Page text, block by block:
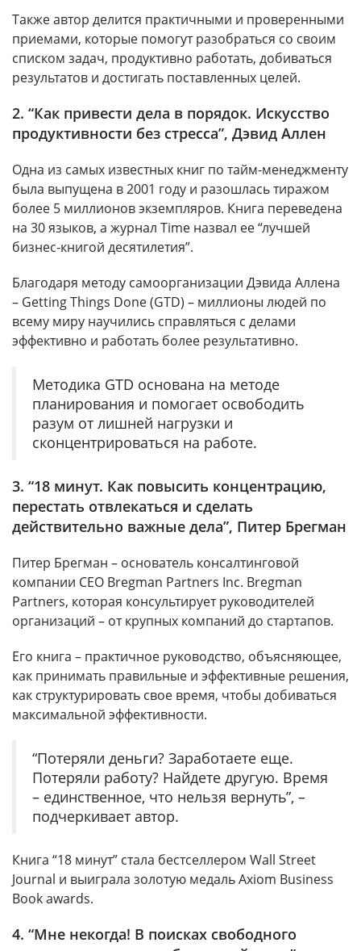
Также автор делится практичными и проверенными
приемами, которые помогут разобраться со своим
списком задач, продуктивно работать, добиваться
результатов и достигать поставленных целей.
2. “Как привести дела в порядок. Искусство
продуктивности без стресса”, Дэвид Аллен
Одна из самых известных книг по тайм-менеджменту
была выпущена в 2001 году и разошлась тиражом
более 5 миллионов экземпляров. Книга переведена
на 30 языков, а журнал Time назвал ее “лучшей
бизнес-книгой десятилетия”.
Благодаря методу самоорганизации Дэвида Аллена
– Getting Things Done (GTD) – миллионы людей по
всему миру научились справляться с делами
эффективно и работать более результативно.
Методика GTD основана на методе
планирования и помогает освободить
разум от лишней нагрузки и
сконцентрироваться на работе.
3. “18 минут. Как повысить концентрацию,
перестать отвлекаться и сделать
действительно важные дела”, Питер Брегман
Питер Брегман – основатель консалтинговой
компании CEO Bregman Partners Inc. Bregman
Partners, которая консультирует руководителей
организаций – от крупных компаний до стартапов.
Его книга – практичное руководство, объясняющее,
как принимать правильные и эффективные решения,
как структурировать свое время, чтобы добиваться
максимальной эффективности.
“Потеряли деньги? Заработаете еще.
Потеряли работу? Найдете другую. Время
– единственное, что нельзя вернуть”, –
подчеркивает автор.
Книга “18 минут” стала бестселлером Wall Street
Journal и выиграла золотую медаль Axiom Business
Book awards.
4. “Мне некогда! В поисках свободного